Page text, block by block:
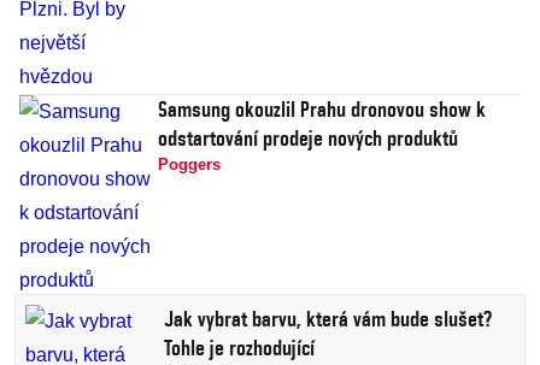
Samsung okouzlil Prahu dronovou show k
odstartování prodeje nových produktů
Poggers
Jak vybrat barvu, která vám bude slušet?
Tohle je rozhodující